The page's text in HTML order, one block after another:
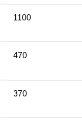
1100
470
370